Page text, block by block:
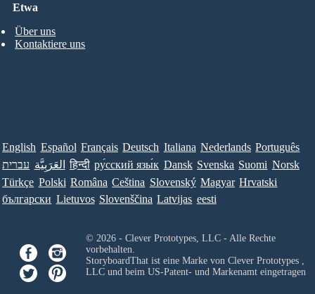
Etwa
Über uns
Kontaktiere uns
English Español Français Deutsch Italiana Nederlands Português
עברית العَرَبِيَّة हिन्दी ру́сский язы́к Dansk Svenska Suomi Norsk
Türkçe Polski Româna Ceština Slovenský Magyar Hrvatski
български Lietuvos Slovenščina Latvijas eesti
© 2026 - Clever Prototypes, LLC - Alle Rechte
vorbehalten.
StoryboardThat ist eine Marke von Clever Prototypes ,
LLCund beim US-Patent- und Markenamt eingetragen